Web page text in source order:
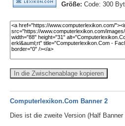
Größe: Code: 300
In die Zwischenablage kopieren
Computerlexikon.Com Banner 2
Dies ist die zweite Version (Half Banner